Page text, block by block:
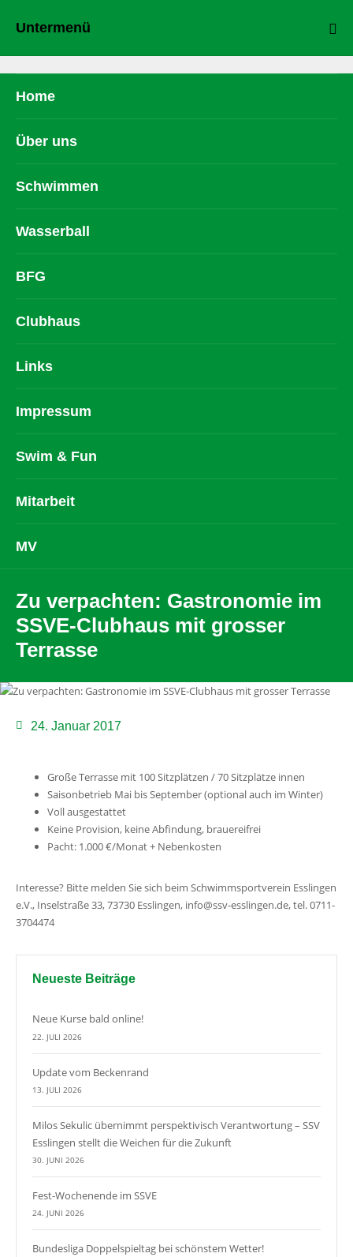
Untermenü
Home
Über uns
Schwimmen
Wasserball
BFG
Clubhaus
Links
Impressum
Swim & Fun
Mitarbeit
MV
Zu verpachten: Gastronomie im
SSVE-Clubhaus mit grosser
Terrasse
24. Januar 2017
Große Terrasse mit 100 Sitzplätzen / 70 Sitzplätze innen
Saisonbetrieb Mai bis September (optional auch im Winter)
Voll ausgestattet
Keine Provision, keine Abfindung, brauereifrei
Pacht: 1.000 €/Monat + Nebenkosten
Interesse? Bitte melden Sie sich beim Schwimmsportverein Esslingen
e.V., Inselstraße 33, 73730 Esslingen, info@ssv-esslingen.de, tel. 0711-
3704474
Neueste Beiträge
Neue Kurse bald online!
22. JULI 2026
Update vom Beckenrand
13. JULI 2026
Milos Sekulic übernimmt perspektivisch Verantwortung – SSV
Esslingen stellt die Weichen für die Zukunft
30. JUNI 2026
Fest-Wochenende im SSVE
24. JUNI 2026
Bundesliga Doppelspieltag bei schönstem Wetter!